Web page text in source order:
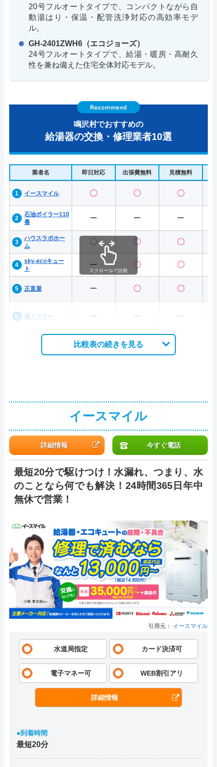
20号フルオートタイプで、コンパクトながら自
動湯はり・保温・配管洗浄対応の高効率モデ
ル。
GH-2401ZWH6（エコジョーズ）
24号フルオートタイプで、給湯・暖房・高耐久
性を兼ね備えた住宅全体対応モデル。
鳴沢村でおすすめの
給湯器の交換・修理業者10選
業者名 即日対応 出張費無料 見積無料
イースマイル 〇 〇 〇
石油ボイラー110
番
ー ー ー
ハウスラボホー
ム
〇 〇 〇
sky-ecoキュー
ト
ー 〇 〇
正直屋 ー 〇 〇
湯ドクター ー ー ー
スクロールで比較
比較表の続きを見る
イースマイル
詳細情報 今すぐ電話
最短20分で駆けつけ！水漏れ、つまり、水
のことなら何でも解決！24時間365日年中
無休で営業！
引用元： イースマイル
水道局指定 カード決済可
電子マネー可 WEB割引アリ
詳細情報
●到着時間
最短20分